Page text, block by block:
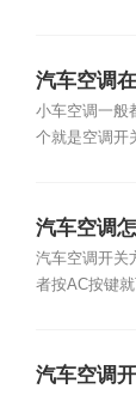
汽车空调
小车空调一般
个就是空调开
汽车空调
汽车空调开关
者按AC按键就
汽车空调